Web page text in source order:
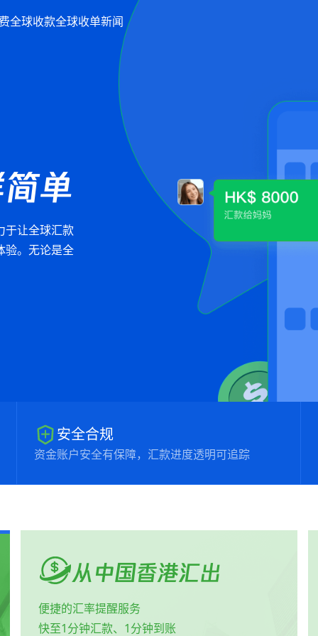
全球收款全球收单新闻
单
于让全球汇款
验。无论是全
安全合规
资金账户安全有保障，汇款进度透明可追踪
从中国香港汇出
便捷的汇率提醒服务
快至1分钟汇款、1分钟到账